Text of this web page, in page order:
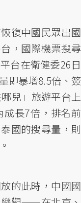
復中國民眾出國
，國際機票搜尋
台在衛健委26日
即暴增8.5倍、簽
兒」旅遊平台上
長7倍，排名前
國的搜尋量，則
的此時，中國國